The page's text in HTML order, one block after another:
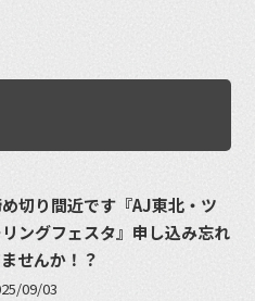
切り間近です『AJ東北・ツ
ングフェスタ』申し込み忘れ
せんか！？
09/03